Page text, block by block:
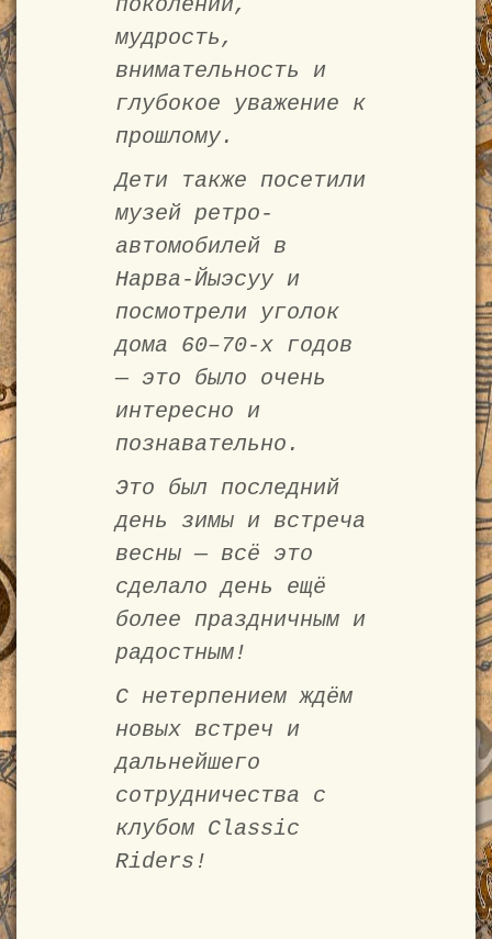
поколении,
мудрость,
внимательность и
глубокое уважение к
прошлому.
Дети также посетили
музей ретро-
автомобилей в
Нарва-Йыэсуу и
посмотрели уголок
дома 60–70-х годов
— это было очень
интересно и
познавательно.
Это был последний
день зимы и встреча
весны — всё это
сделало день ещё
более праздничным и
радостным!
С нетерпением ждём
новых встреч и
дальнейшего
сотрудничества с
клубом Classic
Riders!